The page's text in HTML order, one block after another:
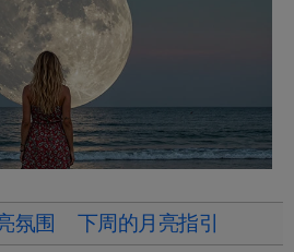
氛围 下周的月亮指引